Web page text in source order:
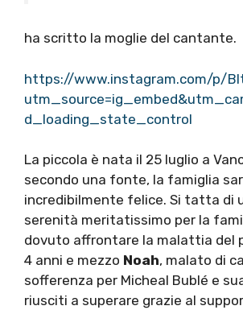
ha scritto la moglie del cantante.
https://www.instagram.com/p/
d_loading_state_control
La piccola è nata il 25 luglio a
secondo una fonte, la famiglia
incredibilmente felice. Si tatta di
serenità meritatissimo per la
dovuto affrontare la malattia del
4 anni e mezzo Noah, malato di
sofferenza per Micheal Bublé e
riusciti a superare grazie al